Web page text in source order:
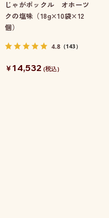
じゃがポックル オホーツ
クの塩味（18g×10袋×12
個）
4.8 （143）
￥14,532 (税込)